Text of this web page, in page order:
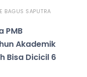
BAGUS SAPUTRA
PMB
Akademik
Bisa Dicicil 6